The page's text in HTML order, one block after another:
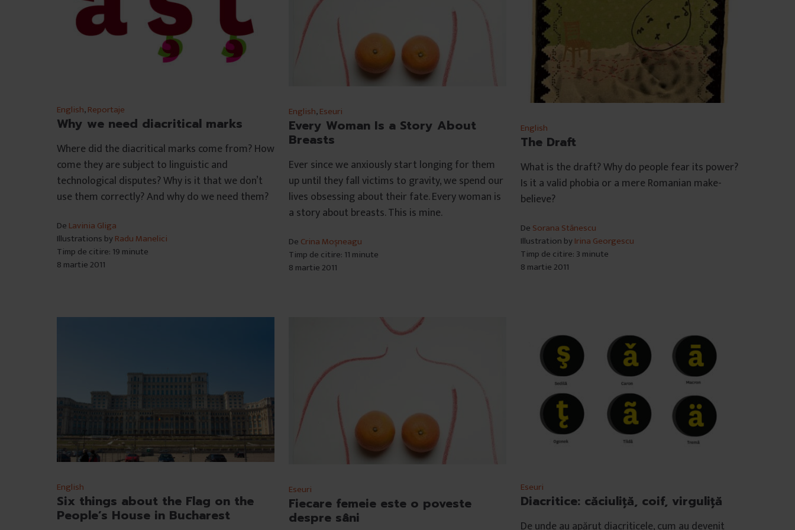
English,Reportaje
Why we need diacritical marks
Where did the diacritical marks come from? How
come they are subject to linguistic and
technological disputes? Why is it that we don’t
use them correctly? And why do we need them?
De Lavinia Gliga
Illustrations byRadu Manelici
Timp de citire: 19 minute
8 martie 2011
English,Eseuri
Every Woman Is a Story About
Breasts
Ever since we anxiously start longing for them
up until they fall victims to gravity, we spend our
lives obsessing about their fate. Every woman is
a story about breasts. This is mine.
De Crina Moșneagu
Timp de citire: 11 minute
8 martie 2011
English
The Draft
What is the draft? Why do people fear its power?
Is it a valid phobia or a mere Romanian make-
believe?
De Sorana Stănescu
Illustration byIrina Georgescu
Timp de citire: 3 minute
8 martie 2011
English
Six things about the Flag on the
People’s House in Bucharest
Eseuri
Fiecare femeie este o poveste
despre sâni
Eseuri
Diacritice: căciuliţă, coif, virguliţă